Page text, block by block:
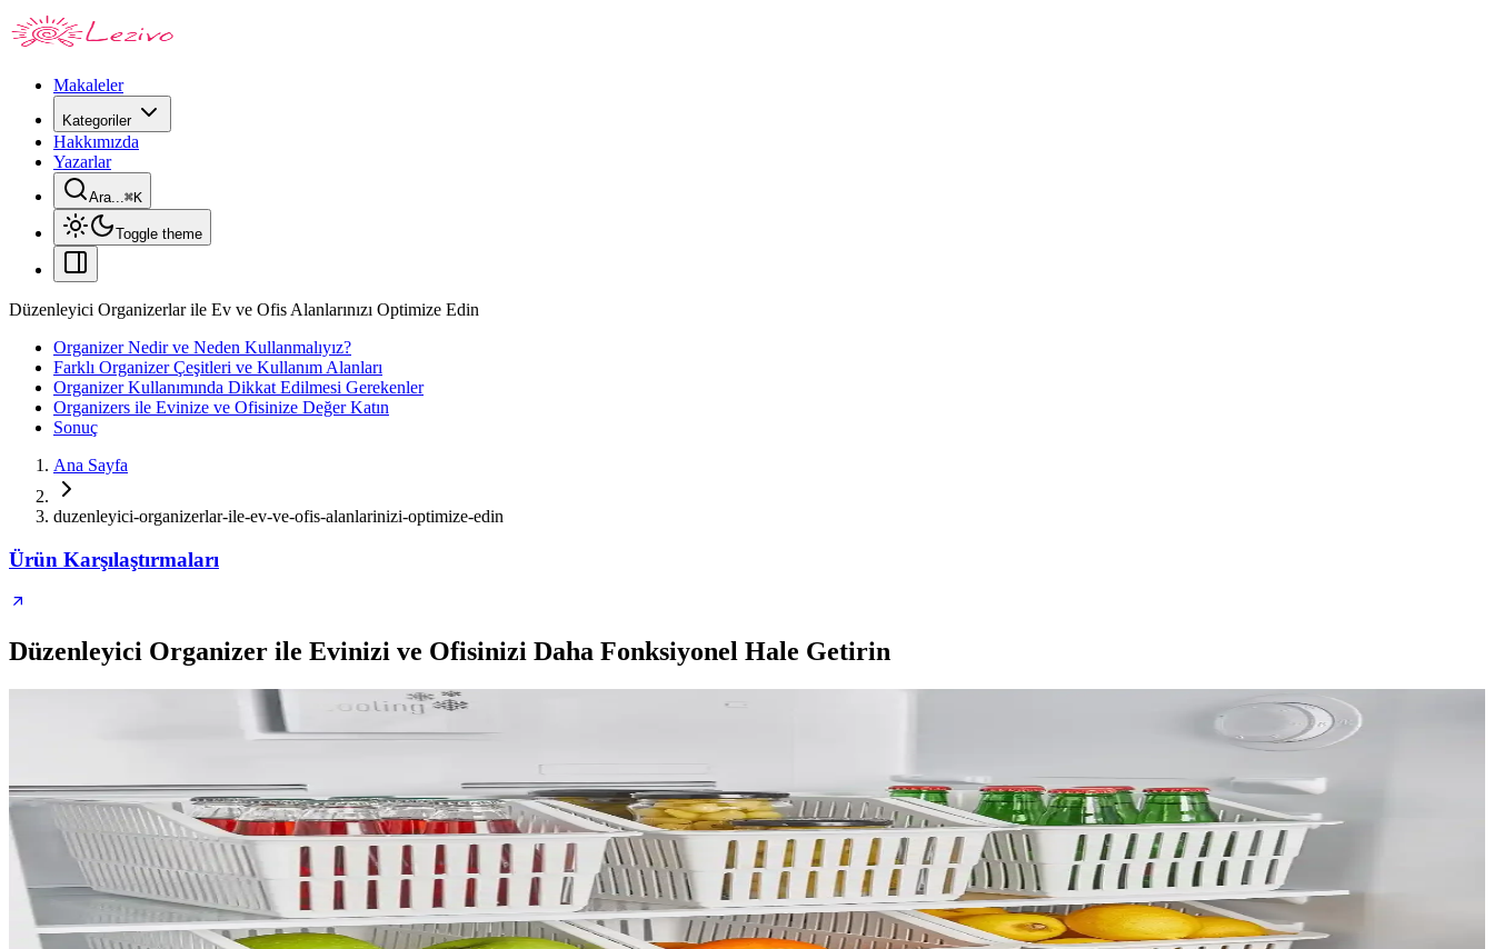
Makaleler
Kategoriler
Hakkımızda
Yazarlar
Ara...⌘K
Toggle theme
Düzenleyici Organizerlar ile Ev ve Ofis Alanlarınızı Optimize Edin
Organizer Nedir ve Neden Kullanmalıyız?
Farklı Organizer Çeşitleri ve Kullanım Alanları
Organizer Kullanımında Dikkat Edilmesi Gerekenler
Organizers ile Evinize ve Ofisinize Değer Katın
Sonuç
Ana Sayfa
duzenleyici-organizerlar-ile-ev-ve-ofis-alanlarinizi-optimize-edin
Ürün Karşılaştırmaları
Düzenleyici Organizer ile Evinizi ve Ofisinizi Daha Fonksiyonel Hale Getirin